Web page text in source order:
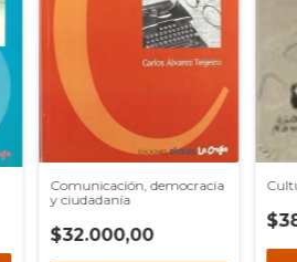
Comunicación, democracia
y ciudadanía
$32.000,00